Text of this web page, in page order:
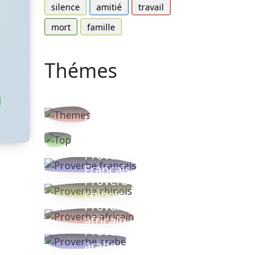
silence
amitié
travail
mort
famille
Thémes
thèmes
Proverbe
Français
Proverbe
chinois
Proverbe
africain
Proverbe
arabe